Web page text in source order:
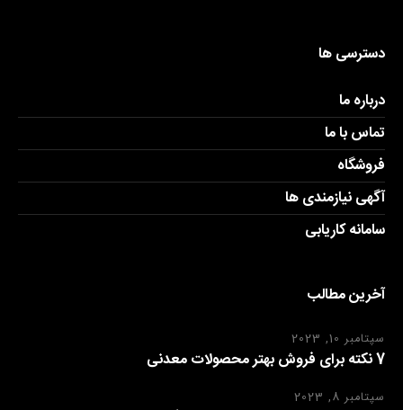
دسترسی ها
درباره ما
تماس با ما
فروشگاه
آگهی نیازمندی ها
سامانه کاریابی
آخرین مطالب
سپتامبر 10, 2023
7 نکته برای فروش بهتر محصولات معدنی
سپتامبر 8, 2023